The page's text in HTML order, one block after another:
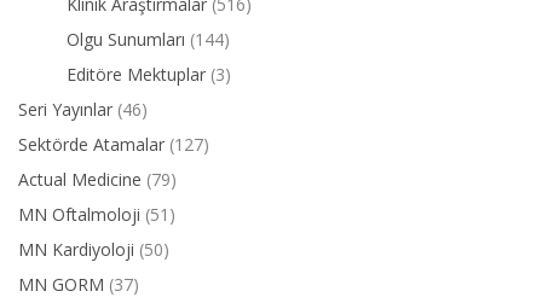
Olgu Sunumları (144)
Editöre Mektuplar (3)
Seri Yayınlar (46)
Sektörde Atamalar (127)
Actual Medicine (79)
MN Oftalmoloji (51)
MN Kardiyoloji (50)
MN GORM (37)